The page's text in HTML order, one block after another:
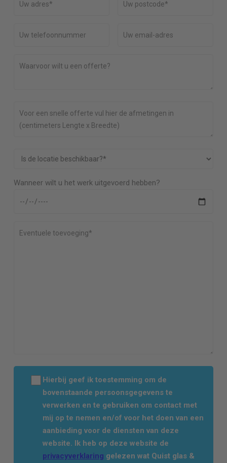
Wanneer wilt u het werk uitgevoerd hebben?
Hierbij geef ik toestemming om de
bovenstaande persoonsgegevens te
verwerken en te gebruiken om contact met
mij op te nemen en/of voor het doen van een
aanbieding voor de diensten van deze
website. Ik heb op deze website de
privacyverklaring gelezen wat Quist glas &